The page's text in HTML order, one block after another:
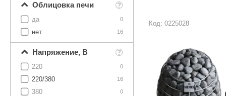
Облицовка печи
0
да
16
нет
Напряжение, В
0
220
16
220/380
0
380
Код: 0225028